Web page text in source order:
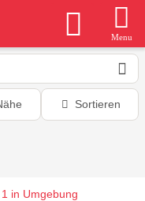
Menu
Sortieren
in Umgebung